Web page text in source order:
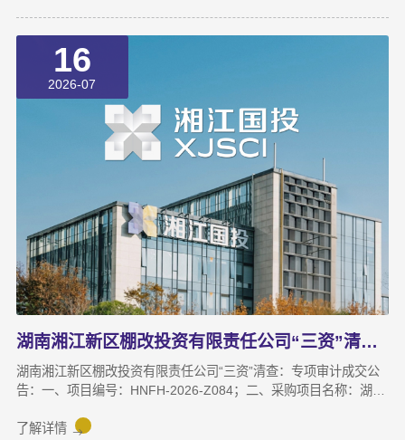
基金小镇和麓谷基金广场电子屏技术维护服务2.委托代理编号：
HNHZ-CS-20260983.采购项目标的、数量及简要规格描述或项目
基本概况介绍：
16
2026-07
湖南湘江新区棚改投资有限责任公司“三资”清查 专项审计成交公告
湖南湘江新区棚改投资有限责任公司“三资”清查：专项审计成交公
告：一、项目编号：HNFH-2026-Z084；二、采购项目名称：湖南
（成交）信息：供应商名称：湖南天鉴联合会计师事务所（普通合
了解详情